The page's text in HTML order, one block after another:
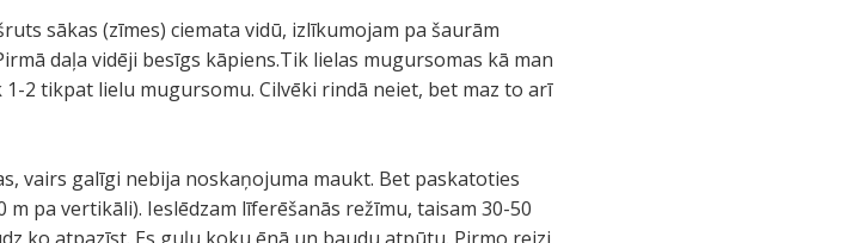
sākas (zīmes) ciemata vidū, izlīkumojam pa šaurām
daļa vidēji besīgs kāpiens.Tik lielas mugursomas kā man
1-2 tikpat lielu mugursomu. Cilvēki rindā neiet, bet maz to arī
vairs galīgi nebija noskaņojuma maukt. Bet paskatoties
pa vertikāli). Ieslēdzam līferēšanās režīmu, taisam 30-50